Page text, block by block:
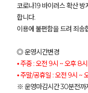
코로나19 바이러스 확산
합니다.
이용에 불편함을 드려 죄송
◎ 운영시간변경
⦁ 주중 : 오전 9시 ~ 오후 8시
⦁ 주말/공휴일 : 오전 9시 ~
※ 운영마감시간 30분전까